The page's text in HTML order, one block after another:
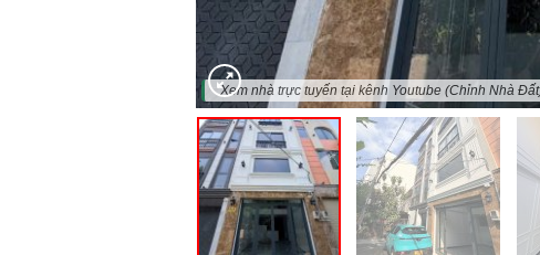
"Xem nhà trực tuyến tại kênh Youtube (Chỉnh Nhà